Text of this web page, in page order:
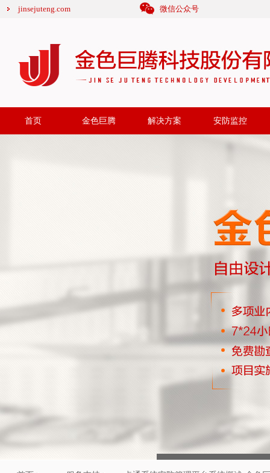
jinsejuteng.com 微信公众号
首页 金色巨腾 解决方案 安防监控